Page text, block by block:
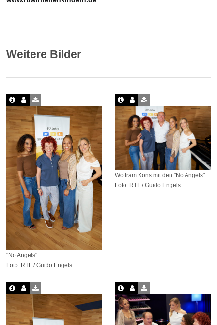
Weitere Bilder
"No Angels"
Foto: RTL / Guido Engels
Wolfram Kons mit den "No Angels"
Foto: RTL / Guido Engels